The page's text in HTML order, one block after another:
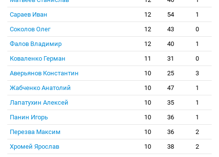
Сараев Иван
12 54
1
Соколов Олег
12 43
0
Фалов Владимир
12 40
1
Коваленко Герман
11 31
0
Аверьянов Константин
10 25
3
Жабченко Анатолий
10 47
1
Лапатухин Алексей
10 35
1
Панин Игорь
10 36
1
Перезва Максим
10 36
2
Хромей Ярослав
10 38
2